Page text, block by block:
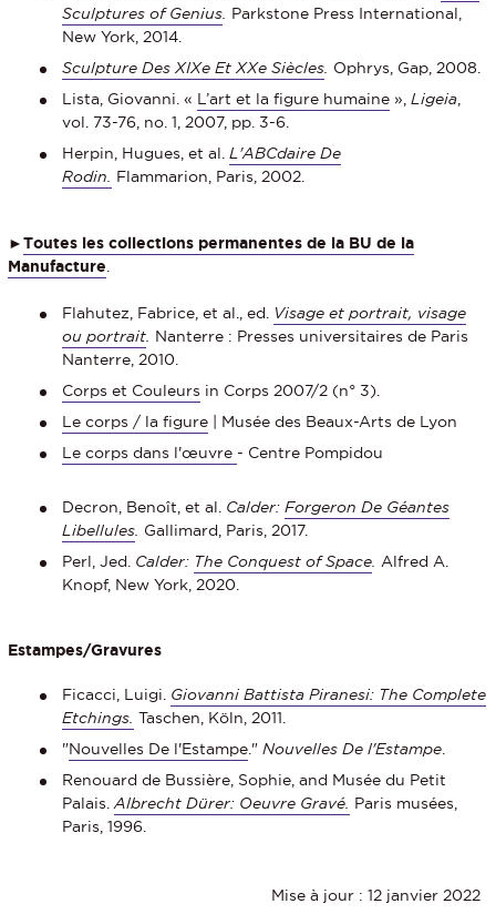
Sculptures of Genius Parkstone Press International,
New York, 2014.
Sculpture Des XIXe Et XXe Siècles Ophrys, Gap, 2008.
Lista, Giovanni. « L’art et la figure humaine », Ligeia
vol. 73-76, no. 1, 2007, pp. 3-6.
Herpin, Hugues, et al. L'ABCdaire De
Rodin.
Flammarion, Paris, 2002.
►Toutes les collections permanentes de la BU de la
Manufacture
Flahutez, Fabrice, et al., ed.
Visage et portrait, visage
ou portrait Nanterre : Presses universitaires de Paris
Nanterre, 2010.
Corps et Couleurs in Corps 2007/2 (n° 3).
Le corps / la figure | Musée des Beaux-Arts de Lyon
Le corps dans l'œuvre - Centre Pompidou
Decron, Benoît, et al. Calder: Forgeron De Géantes
Libellules Gallimard, Paris, 2017.
Perl, Jed. Calder: The Conquest of Space Alfred A.
Knopf, New York, 2020.
Estampes/Gravures
Ficacci, Luigi. Giovanni Battista Piranesi: The Complete
Etchings. Taschen, Köln, 2011.
"Nouvelles De l'Estampe ." Nouvelles De l'Estampe
Renouard de Bussière, Sophie, and Musée du Petit
Palais. Albrecht Dürer: Oeuvre Gravé. Paris musées,
Paris, 1996.
Mise à jour : 12 janvier 2022